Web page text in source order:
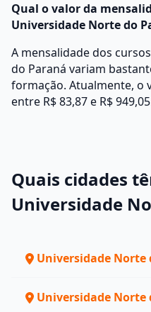
Qual o valor da
Universidade Norte do
A mensalidade dos
do Paraná variam
formação. Atualmente, o
entre R$ 83,87 e R$
Quais cidades
Universidade
Universidade Norte
Universidade Norte